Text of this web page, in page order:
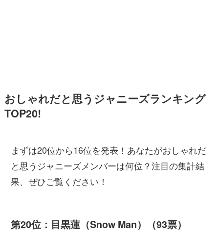
おしゃれだと思うジャニーズランキング
TOP20!
まずは20位から16位を発表！あなたがおしゃれだ
と思うジャニーズメンバーは何位？注目の集計結
果、ぜひご覧ください！
第20位：目黒蓮（Snow Man）（93票）